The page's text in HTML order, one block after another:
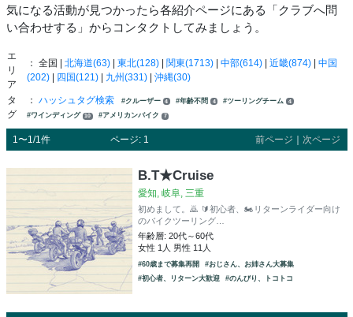
気になる活動が見つかったら各紹介ページにある「クラブへ問
い合わせする」からコンタクトしてみましょう。
エ
リ
ア
： 全国 | 北海道(63)| 東北(128)| 関東(1713)| 中部(614)| 近畿(874)| 中国
(202)| 四国(121)| 九州(331)| 沖縄(30)
タ
グ
： ハッシュタグ検索 #クルーザー 4 #年齢不問 4 #ツーリングチーム 4
#ワインディング 10 #アメリカンバイク 7
1〜1/1件 ページ: 1 前ページ 次ページ
B.T★Cruise
愛知, 岐阜, 三重
初めまして。🙇 🔰初心者、🏍️リターンライダー向け
のバイクツーリング…
年齢層: 20代～60代
女性 1人 男性 11人
#60歳まで募集再開
#おじさん、お姉さん大募集
#初心者、リターン大歓迎
#のんびり、トコトコ